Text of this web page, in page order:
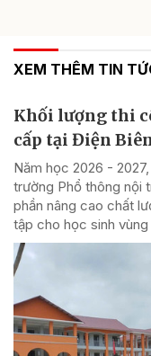
XEM THÊM TIN
Khối lượng thi
cấp tại Điện
Năm học 2026 -
trường Phổ thông nội
phần nâng cao chất
tập cho học sinh vùng